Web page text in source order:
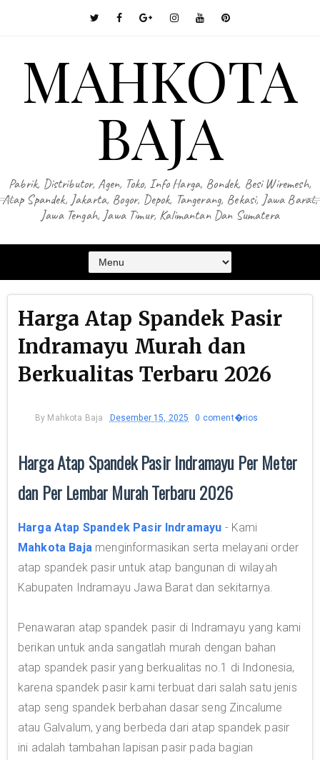
MAHKOTA
BAJA
Pabrik, Distributor, Agen, Toko, Info Harga, Bondek, Besi Wiremesh,
Atap Spandek, Jakarta, Bogor, Depok, Tangerang, Bekasi, Jawa Barat,
Jawa Tengah, Jawa Timur, Kalimantan Dan Sumatera
Harga Atap Spandek Pasir
Indramayu Murah dan
Berkualitas Terbaru 2026
By Mahkota Baja Desember 15, 2025 0 coment�rios
Harga Atap Spandek Pasir Indramayu Per Meter
dan Per Lembar Murah Terbaru 2026
Harga Atap Spandek Pasir Indramayu - Kami
Mahkota Bajamenginformasikan serta melayani order
atap spandek pasir untuk atap bangunan di wilayah
Kabupaten Indramayu Jawa Barat dan sekitarnya.
Penawaran atap spandek pasir di Indramayu yang kami
berikan untuk anda sangatlah murah dengan bahan
atap spandek pasir yang berkualitas no.1 di Indonesia,
karena spandek pasir kami terbuat dari salah satu jenis
atap seng spandek berbahan dasar seng Zincalume
atau Galvalum, yang berbeda dari atap spandek pasir
ini adalah tambahan lapisan pasir pada bagian